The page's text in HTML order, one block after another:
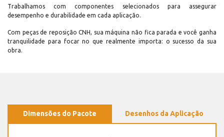
Trabalhamos com componentes selecionados para assegurar
desempenho e durabilidade em cada aplicação.
Com peças de reposição CNH, sua máquina não fica parada e você ganha
tranquilidade para focar no que realmente importa: o sucesso da sua
obra.
Dimensões do Pacote Desenhos da Aplicação